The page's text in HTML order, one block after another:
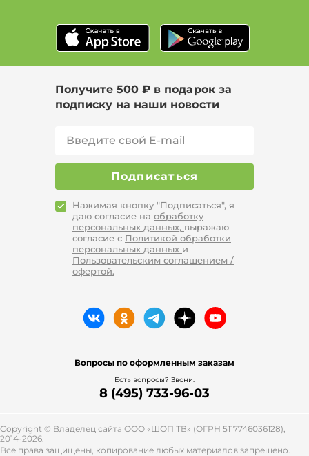
Получите 500 ₽ в подарок за
подписку на наши новости
Подписаться
Нажимая кнопку "Подписаться", я
даю согласие на обработку
персональных данных, выражаю
согласие с Политикой обработки
персональных данных и
Пользовательским соглашением /
офертой.
Вопросы по оформленным заказам
Есть вопросы? Звони:
8 (495) 733-96-03
Copyright © Владелец сайта ООО «ШОП ТВ» (ОГРН 5117746036128),
2014-2026.
Все права защищены, копирование любых материалов запрещено.